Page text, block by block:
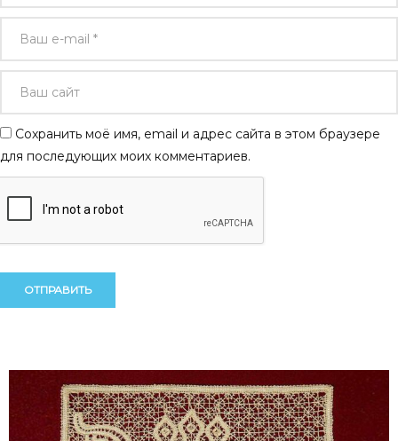
Сохранить моё имя, email и адрес сайта в этом браузере
для последующих моих комментариев.